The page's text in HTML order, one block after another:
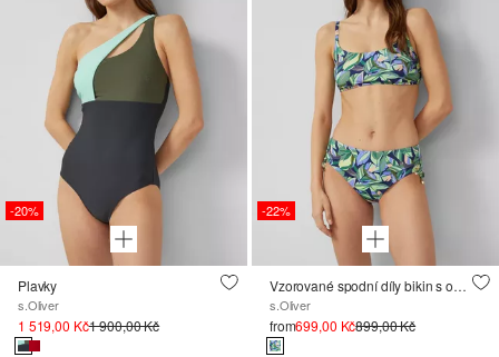
-20%
Plavky
s.Oliver
1 519,00 Kč1 900,00 Kč
-22%
Vzorované spodní díly bikin s ozdobnými korálky
s.Oliver
from699,00 Kč899,00 Kč